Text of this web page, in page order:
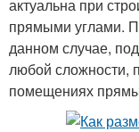
актуальна при
прямыми углами.
данном случае,
любой сложности,
помещениях